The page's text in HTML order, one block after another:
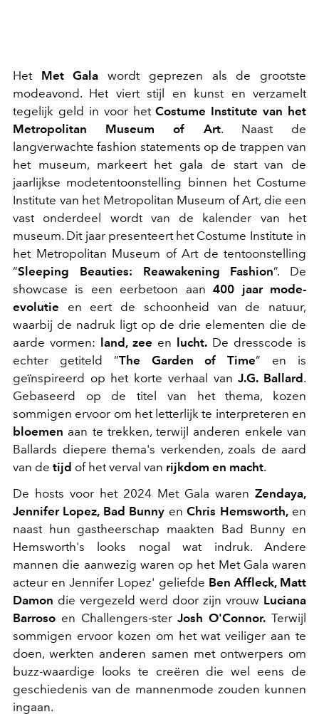
Het Met Gala wordt geprezen als de grootste
modeavond. Het viert stijl en kunst en verzamelt
tegelijk geld in voor hetCostume Institute van het
Metropolitan Museum of Art. Naast de
langverwachte fashion statements op de trappen van
het museum, markeert het gala de start van de
jaarlijkse modetentoonstelling binnen het Costume
Institute van het Metropolitan Museum of Art, die een
vast onderdeel wordt van de kalender van het
museum. Dit jaar presenteert het Costume Institute in
het Metropolitan Museum of Art de tentoonstelling
“Sleeping Beauties: Reawakening Fashion”. De
showcase is een eerbetoon aan400 jaar mode-
evolutie en eert de schoonheid van de natuur,
waarbij de nadruk ligt op de drie elementen die de
aarde vormen:
land, zee en lucht. De dresscode is
echter getiteld “The Garden of Time” en is
geïnspireerd op het korte verhaal vanJ.G. Ballard .
Gebaseerd op de titel van het thema, kozen
sommigen ervoor om het letterlijk te interpreteren en
bloemen aan te trekken, terwijl anderen enkele van
Ballards diepere thema's verkenden, zoals de aard
van de tijd of het verval van rijkdom en macht.
De hosts voor het 2024 Met Gala waren Zendaya,
Jennifer Lopez, Bad Bunny enChris Hemsworth,en
naast hun gastheerschap maakten Bad Bunny en
Hemsworth's looks nogal wat indruk. Andere
mannen die aanwezig waren op het Met Gala waren
acteur en Jennifer Lopez' geliefde Ben Affleck, Matt
Damon die vergezeld werd door zijn vrouw Luciana
Barroso en Challengers-sterJosh O'Connor. Terwijl
sommigen ervoor kozen om het wat veiliger aan te
doen, werkten anderen samen met ontwerpers om
buzz-waardige looks te creëren die wel eens de
geschiedenis van de mannenmode zouden kunnen
ingaan.